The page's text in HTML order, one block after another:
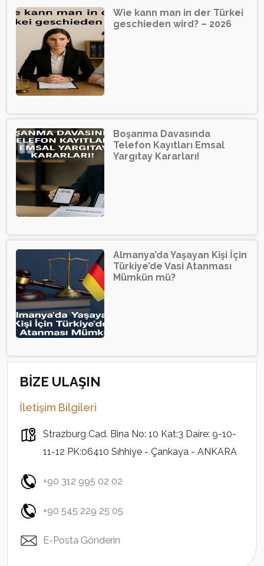
Wie kann man in der Türkei
geschieden wird? – 2026
Boşanma Davasında
Telefon Kayıtları Emsal
Yargıtay Kararları!
Almanya’da Yaşayan Kişi İçin
Türkiye’de Vasi Atanması
Mümkün mü?
BİZE ULAŞIN
İletişim Bilgileri
Strazburg Cad. Bina No: 10 Kat:3 Daire: 9-10-
11-12 PK:06410 Sıhhiye - Çankaya - ANKARA
+90 312 995 02 02
+90 545 229 25 05
E-Posta Gönderin